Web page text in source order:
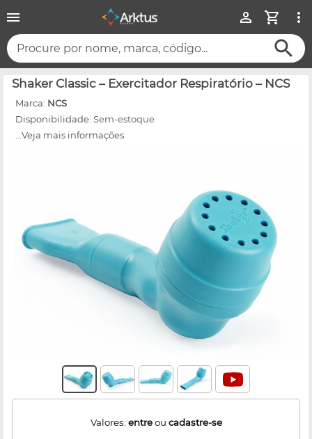
Procure por nome, marca, código...
Shaker Classic – Exercitador Respiratório – NCS
Marca: NCS
Disponibilidade: Sem-estoque
...Veja mais informações
Valores: entreou cadastre-se